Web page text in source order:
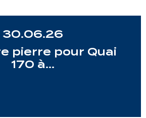
30.06.26
pierre pour Quai
170 à…